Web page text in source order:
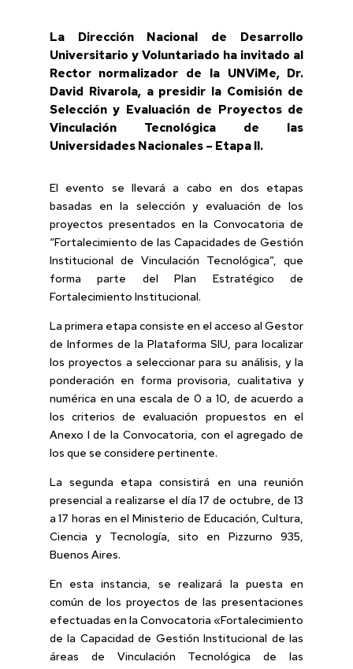
La Dirección Nacional de Desarrollo
Universitario y Voluntariado ha invitado al
Rector normalizador de la UNViMe, Dr.
David Rivarola, a presidir la Comisión de
Selección y Evaluación de Proyectos de
Vinculación Tecnológica de las
Universidades Nacionales – Etapa II.
El evento se llevará a cabo en dos etapas
basadas en la selección y evaluación de los
proyectos presentados en la Convocatoria de
“Fortalecimiento de las Capacidades de Gestión
Institucional de Vinculación Tecnológica”, que
forma parte del Plan Estratégico de
Fortalecimiento Institucional.
La primera etapa consiste en el acceso al Gestor
de Informes de la Plataforma SIU, para localizar
los proyectos a seleccionar para su análisis, y la
ponderación en forma provisoria, cualitativa y
numérica en una escala de 0 a 10, de acuerdo a
los criterios de evaluación propuestos en el
Anexo I de la Convocatoria, con el agregado de
los que se considere pertinente.
La segunda etapa consistirá en una reunión
presencial a realizarse el día 17 de octubre, de 13
a 17 horas en el Ministerio de Educación, Cultura,
Ciencia y Tecnología, sito en Pizzurno 935,
Buenos Aires.
En esta instancia, se realizará la puesta en
común de los proyectos de las presentaciones
efectuadas en la Convocatoria «Fortalecimiento
de la Capacidad de Gestión Institucional de las
áreas de Vinculación Tecnológica de las